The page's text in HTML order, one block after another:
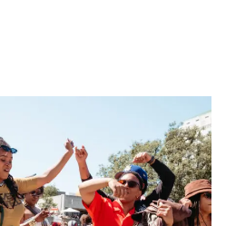
del Año Nuevo Lunar a
comunidades AAPI se
con círculos de curación